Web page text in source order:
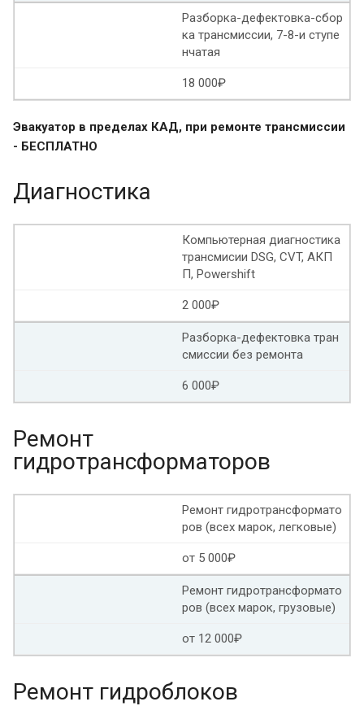
Ремонт вариаторов Митсубиси лансер
Капитальный ремонт вариатора
Ремонт АКПП вариатор Ремонт вариатора Рено
Ремонт вариатора Субару аутбек
Ремонт вариатора Субару форестер
Ремонт вариатора Пежо
Ремонт масляного насоса вариатора
Ремонт вариатора Инфинити qx60
Ремонт вариатора Лада веста
Ремонт вариатора Хонда цивик
Ремонт вариатора Лексус
Разборка-дефектовка-сбор
ка трансмиссии, 7-8-и ступе
нчатая
18 000₽
Эвакуатор в пределах КАД, при ремонте трансмиссии
- БЕСПЛАТНО
Диагностика
Компьютерная диагностика
трансмисии DSG, CVT, АКП
П, Powershift
2 000₽
Разборка-дефектовка тран
смиссии без ремонта
6 000₽
Ремонт
гидротрансформаторов
Ремонт гидротрансформато
ров (всех марок, легковые)
от 5 000₽
Ремонт гидротрансформато
ров (всех марок, грузовые)
от 12 000₽
Ремонт гидроблоков